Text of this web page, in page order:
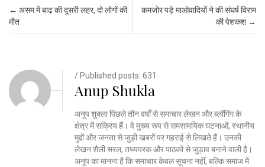
Post navigation
← असम में बाढ़ की दूसरी लहर, दो लोगों की
मौत
कमजोर पड़े माओवादियों ने की संघर्ष विराम
की पेशकश →
/ Published posts: 631
Anup Shukla
अनूप शुक्ला पिछले तीन वर्षों से समाचार लेखन और ब्लॉगिंग के
क्षेत्र में सक्रिय हैं। वे मुख्य रूप से समसामयिक घटनाओं, स्थानीय
मुद्दों और जनता से जुड़ी खबरों पर गहराई से लिखते हैं। उनकी
लेखन शैली सरल, तथ्यपरक और पाठकों से जुड़ाव बनाने वाली है।
अनूप का मानना है कि समाचार केवल सूचना नहीं, बल्कि समाज में